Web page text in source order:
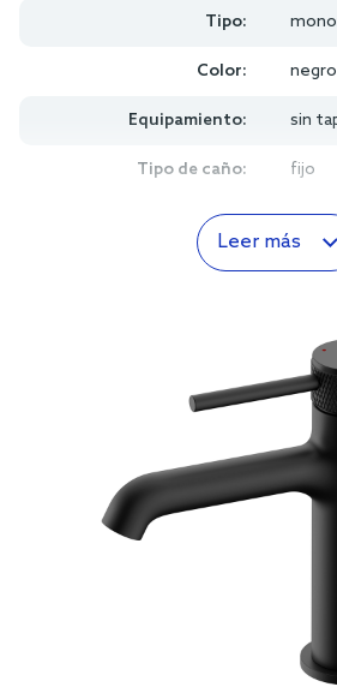
Tipo:
Color: negro
Equipamiento: sin
Tipo de caño: fijo
Leer más